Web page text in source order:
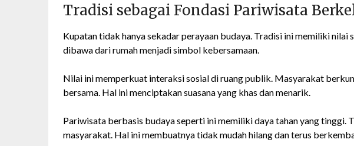
Tradisi sebagai Fondasi Pariwisata
Kupatan tidak hanya sekadar perayaan budaya. Tradisi ini memiliki nilai
dibawa dari rumah menjadi simbol kebersamaan.
Nilai ini memperkuat interaksi sosial di ruang publik. Masyarakat
bersama. Hal ini menciptakan suasana yang khas dan menarik.
Pariwisata berbasis budaya seperti ini memiliki daya tahan yang tinggi.
masyarakat. Hal ini membuatnya tidak mudah hilang dan terus